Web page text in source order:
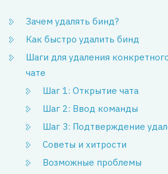
Зачем удалять бинд?
Как быстро удалить бинд
Шаги для удаления
чате
Шаг 1: Открытие чата
Шаг 2: Ввод команды
Шаг 3: Подтверждение
Советы и хитрости
Возможные проблемы